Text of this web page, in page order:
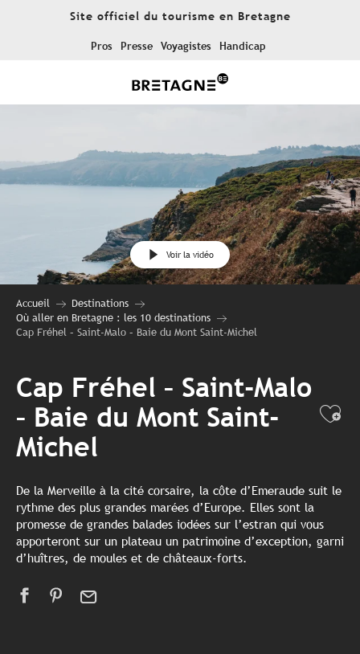
Site officiel du tourisme en Bretagne
Pros Presse Voyagistes Handicap
Voir la vidéo
Accueil
Destinations
Où aller en Bretagne : les 10 destinations
Cap Fréhel – Saint-Malo – Baie du Mont Saint-Michel
Cap Fréhel – Saint-Malo
– Baie du Mont Saint-
Michel
De la Merveille à la cité corsaire, la côte d’Emeraude suit le
rythme des plus grandes marées d’Europe. Elles sont la
promesse de grandes balades iodées sur l’estran qui vous
apporteront sur un plateau un patrimoine d’exception, garni
d’huîtres, de moules et de châteaux-forts.